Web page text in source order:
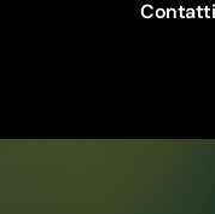
Contatti